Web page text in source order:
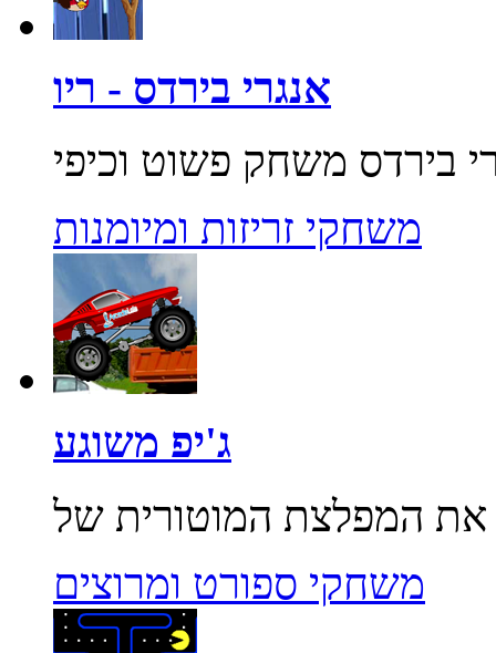
אנגרי בירדס - ריו
משחקי זריזות ומיומנות
ג'יפ משוגע
משחקי ספורט ומרוצים